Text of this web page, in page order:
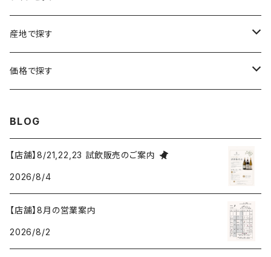
シャルル・エドシック
ジャン・ラルマン
ドゥラモット
ロワール
コトーシャンプノワ
ジュラ・サヴォワ
スロヴァキア
オーストリア
オレゴン州
ワシントン州
カリフォルニア州
ロワール
ジュラ・サヴォワ
シャンパーニュ
プロヴァンス
チリ
アメリカ
ワシントン州
カリフォルニア州
福袋
シャンパーニュセット
産地で探す
アメリカ
ワシントン州
カリフォルニア州
スロヴァキア
価格で探す
5,000円～6,999円
7,000円～9,999円
BLOG
【店舗】8/21,22,23 試飲販売のご案内
2026/8/4
【店舗】8月の営業案内
2026/8/2